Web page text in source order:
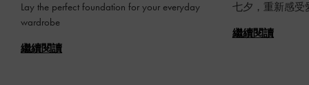
Lay the perfect foundation for your everyday
wardrobe
繼續閱讀
七夕，重新感受
繼續閱讀